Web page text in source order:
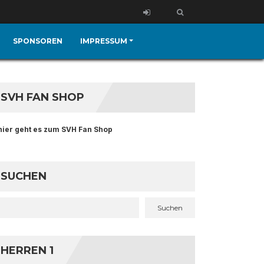
SPONSOREN IMPRESSUM
SVH FAN SHOP
geht es zum SVH Fan Shop
SUCHEN
Suchen
HERREN 1